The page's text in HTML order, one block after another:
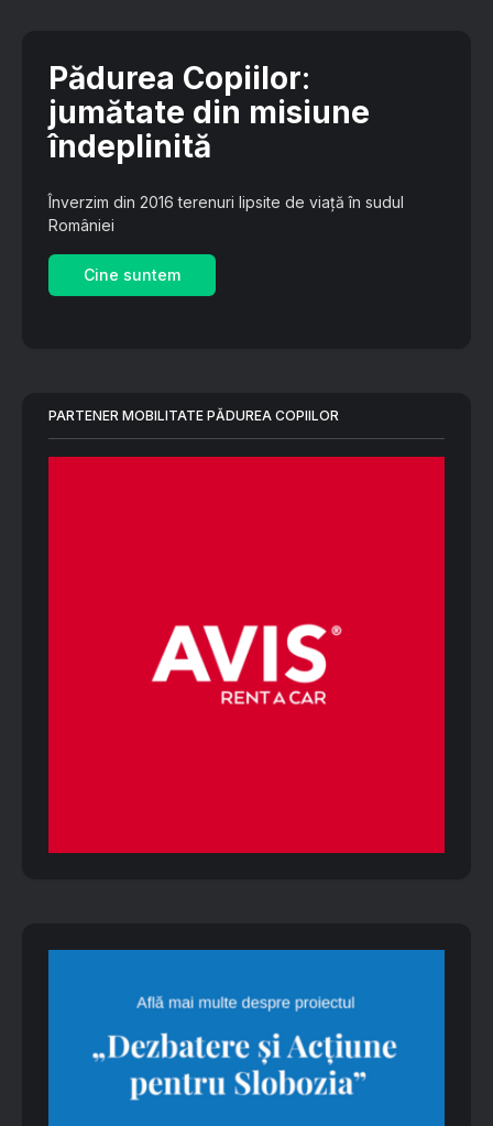
Pădurea Copiilor:
jumătate din misiune
îndeplinită
Înverzim din 2016 terenuri lipsite de viață în sudul
României
Cine suntem
PARTENER MOBILITATE PĂDUREA COPIILOR